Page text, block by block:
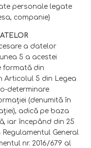
personale legate
companie)
a datelor
5 a acestei
formată din
Articolul 5 din Legea
determinare
(denumită în
adică pe baza
iar începând din 25
Regulamentul General
nr. 2016/679 al